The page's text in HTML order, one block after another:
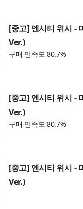
[중고] 엔시티 위시
Ver.)
구매 만족도 80.7%
[중고] 엔시티 위시
Ver.)
구매 만족도 80.7%
[중고] 엔시티 위시
Ver.)